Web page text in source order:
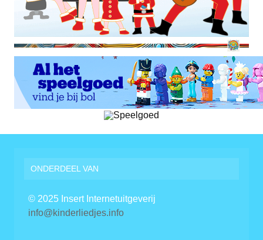
ONDERDEEL VAN
© 2025 Insert Internetuitgeverij
info@kinderliedjes.info